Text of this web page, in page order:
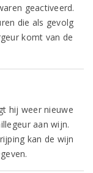
geactiveerd.
die als gevolg
komt van de
hij weer nieuwe
aan wijn.
kan de wijn